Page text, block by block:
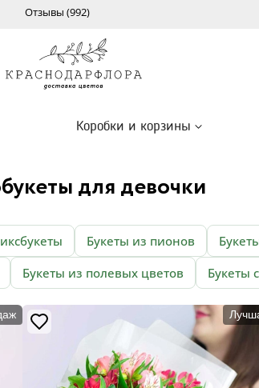
Отзывы (992)
Коробки и корзины
для девочки
Букеты из пионов
Букеты из полевых цветов Букеты